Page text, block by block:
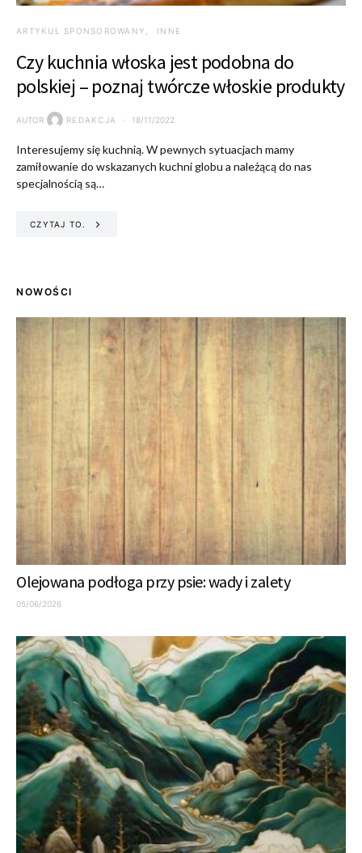
ARTYKUŁ SPONSOROWANY INNE
Czy kuchnia włoska jest podobna do
polskiej – poznaj twórcze włoskie produkty
AUTOR REDAKCJA 18/11/2022
Interesujemy się kuchnią. W pewnych sytuacjach mamy
zamiłowanie do wskazanych kuchni globu a należącą do nas
specjalnością są…
CZYTAJ TO.
NOWOŚCI
Olejowana podłoga przy psie: wady i zalety
05/06/2026